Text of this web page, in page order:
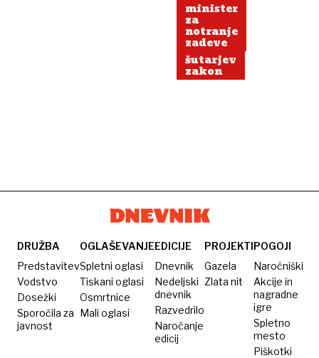
minister
za
notranje
zadeve
šutarjev
zakon
DRUŽBA
Predstavitev
Vodstvo
Dosežki
Sporočila za
javnost
OGLAŠEVANJE
Spletni oglasi
Tiskani oglasi
Osmrtnice
Mali oglasi
EDICIJE
Dnevnik
Nedeljski
dnevnik
Razvedrilo
Naročanje
edicij
PROJEKTI
Gazela
Zlata nit
POGOJI
Naročniški
Akcije in
nagradne
igre
Spletno
mesto
Piškotki